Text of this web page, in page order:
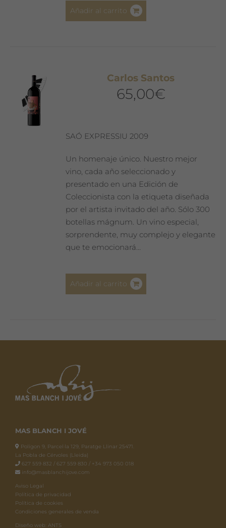
Añadir al carrito
Carlos Santos
65,00€
SAÓ EXPRESSIU 2009
Un homenaje único. Nuestro mejor
vino, cada año seleccionado y
presentado en una Edición de
Coleccionista con la etiqueta diseñada
por el artista invitado del año. Sólo 300
botellas mágnum. Un vino especial,
sorprendente, muy complejo y elegante
que te emocionará…
Añadir al carrito
MAS BLANCH I JOVÉ
Polígon 9, Parcel·la 129, Paratge Llinar 25471.
La Pobla de Cérvoles (Lleida)
627 559 832 / 627 559 830 / +34 973 050 018
info@masblanchijove.com
Aviso Legal
Política de privacidad
Política de cookies
Condiciones generales de venda
Diseño web: ANTS